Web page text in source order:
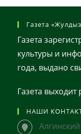
Газета
Газета
культуры и
года, выдано
Газета
НАШИ